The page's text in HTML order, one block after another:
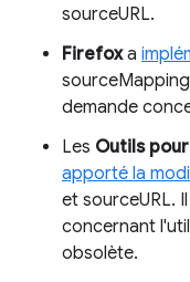
sourceURL.
Firefoxa
demande
Les Outils
apporté la
et sourceURL.
concernant
obsolète.